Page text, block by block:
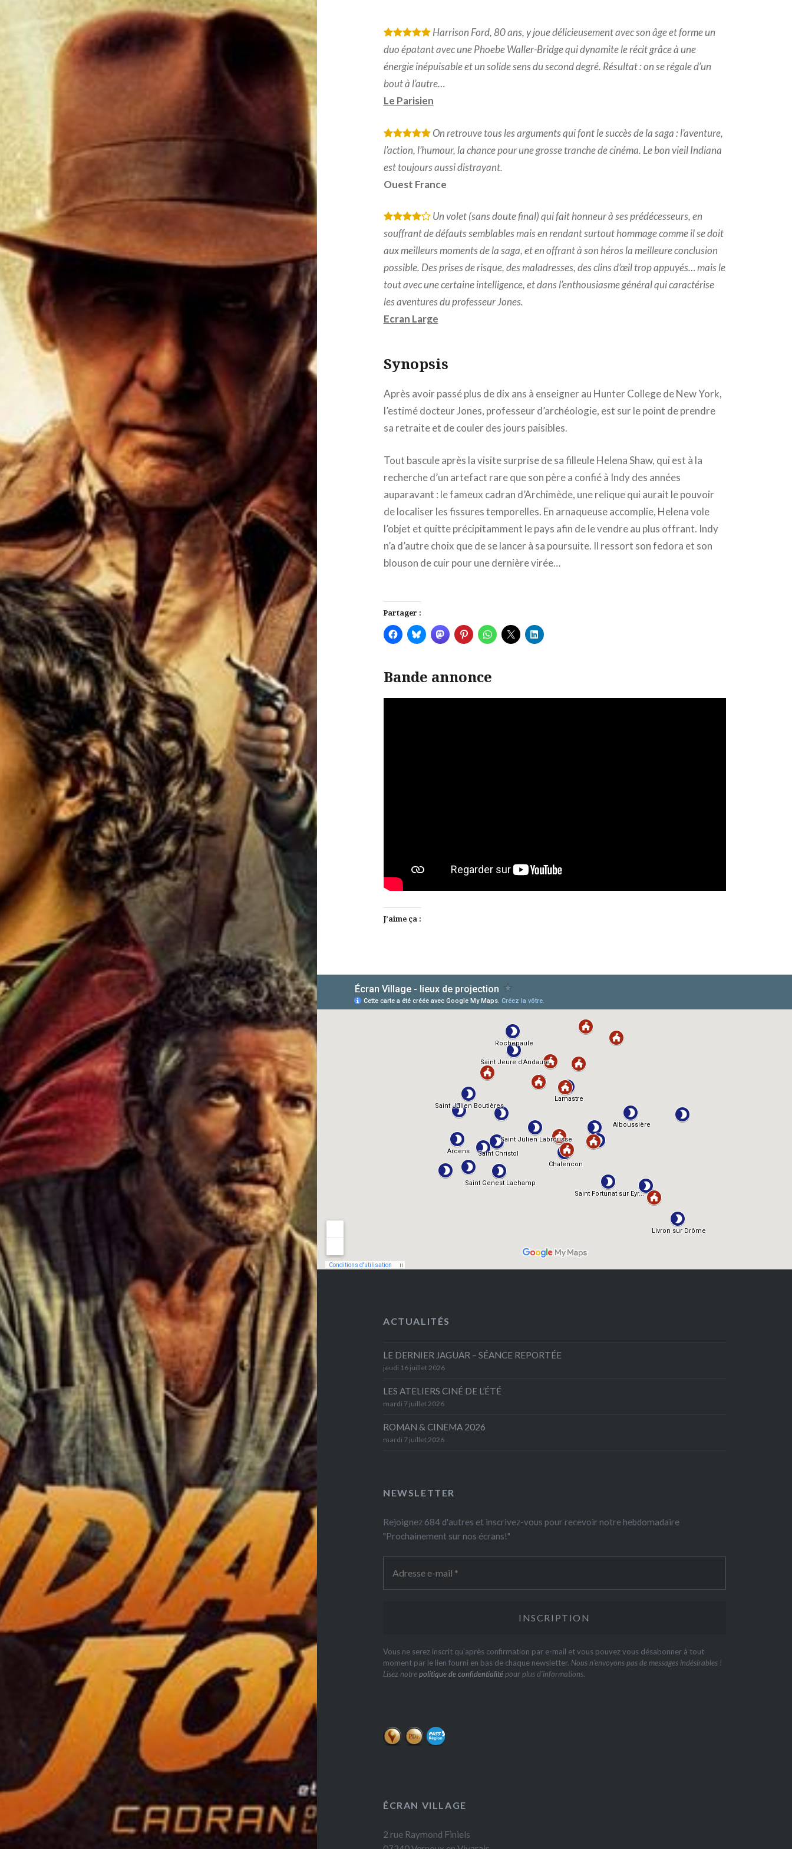
* * * * *Harrison Ford, 80 ans, y joue délicieusement avec son âge et forme un
duo épatant avec une Phoebe Waller-Bridge qui dynamite le récit grâce à une
énergie inépuisable et un solide sens du second degré. Résultat : on se régale d’un
bout à l’autre…
Le Parisien
* * * * *On retrouve tous les arguments qui font le succès de la saga : l’aventure,
l’action, l’humour, la chance pour une grosse tranche de cinéma. Le bon vieil Indiana
est toujours aussi distrayant.
Ouest France
* * * *
Un volet (sans doute final) qui fait honneur à ses prédécesseurs, en
souffrant de défauts semblables mais en rendant surtout hommage comme il se doit
aux meilleurs moments de la saga, et en offrant à son héros la meilleure conclusion
possible. Des prises de risque, des maladresses, des clins d’œil trop appuyés… mais le
tout avec une certaine intelligence, et dans l’enthousiasme général qui caractérise
les aventures du professeur Jones.
Ecran Large
Synopsis
Après avoir passé plus de dix ans à enseigner au Hunter College de New York,
l’estimé docteur Jones, professeur d’archéologie, est sur le point de prendre
sa retraite et de couler des jours paisibles.
Tout bascule après la visite surprise de sa filleule Helena Shaw, qui est à la
recherche d’un artefact rare que son père a confié à Indy des années
auparavant : le fameux cadran d’Archimède, une relique qui aurait le pouvoir
de localiser les fissures temporelles. En arnaqueuse accomplie, Helena vole
l’objet et quitte précipitamment le pays afin de le vendre au plus offrant. Indy
n’a d’autre choix que de se lancer à sa poursuite. Il ressort son fedora et son
blouson de cuir pour une dernière virée…
Partager :
Bande annonce
J’aime ça :
AlloCiné
ACTUALITÉS
LE DERNIER JAGUAR – SÉANCE REPORTÉE
jeudi 16 juillet 2026
LES ATELIERS CINÉ DE L’ÉTÉ
mardi 7 juillet 2026
ROMAN & CINEMA 2026
mardi 7 juillet 2026
NEWSLETTER
Rejoignez 684 d'autres et inscrivez-vous pour recevoir notre hebdomadaire
"Prochainement sur nos écrans!"
Vous ne serez inscrit qu'après confirmation par e-mail et vous pouvez vous désabonner à tout
moment par le lien fourni en bas de chaque newsletter. Nous n’envoyons pas de messages indésirables !
Lisez notrepolitique de confidentialitépour plus d’informations.
ÉCRAN VILLAGE
2 rue Raymond Finiels